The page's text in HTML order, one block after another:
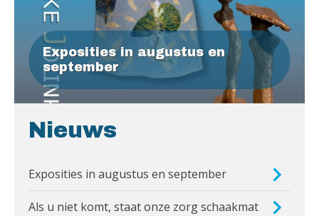
Exposities in augustus en
september
Nieuws
Exposities in augustus en september
Als u niet komt, staat onze zorg schaakmat